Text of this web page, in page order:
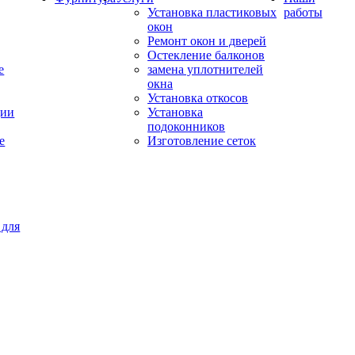
Установка пластиковых
окон
Ремонт окон и дверей
Остекление балконов
замена уплотнителей
окна
Установка откосов
Установка
подоконников
Изготовление сеток
работы